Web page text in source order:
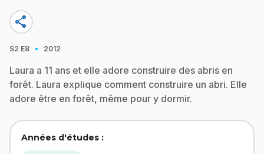
share
S2 E8 · 2012
Laura a 11 ans et elle adore construire des abris en
forêt. Laura explique comment construire un abri. Elle
adore être en forêt, même pour y dormir.
Années d'études :